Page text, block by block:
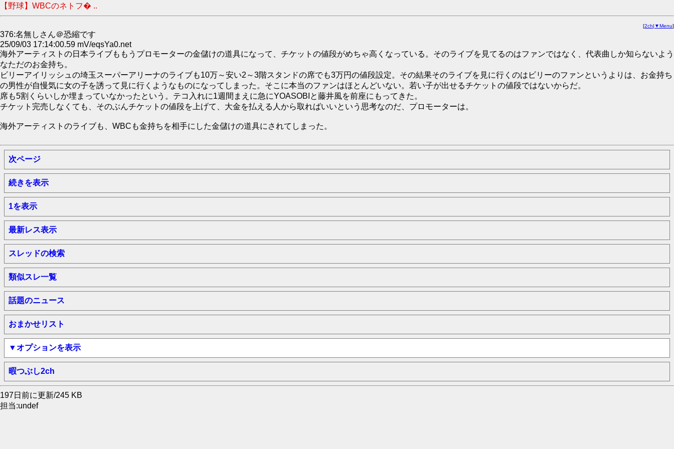
【野球】WBCのネトフ� ..
[2ch| ▼Menu]
376:名無しさん＠恐縮です
25/09/03 17:14:00.59 mV/eqsYa0.net
海外アーティストの日本ライブももうプロモーターの金儲けの道具になって、チケットの値段がめちゃ高くなっている。そのライブを見てるのはファンではなく、代表曲しか知らないよう
なただのお金持ち。
ビリーアイリッシュの埼玉スーパーアリーナのライブも10万～安い2～3階スタンドの席でも3万円の値段設定。その結果そのライブを見に行くのはビリーのファンというよりは、お金持ち
の男性が自慢気に女の子を誘って見に行くようなものになってしまった。そこに本当のファンはほとんどいない。若い子が出せるチケットの値段ではないからだ。
席も5割くらいしか埋まっていなかったという。テコ入れに1週間まえに急にYOASOBIと藤井風を前座にもってきた。
チケット完売しなくても、そのぶんチケットの値段を上げて、大金を払える人から取ればいいという思考なのだ、プロモーターは。
海外アーティストのライブも、WBCも金持ちを相手にした金儲けの道具にされてしまった。
次ページ
続きを表示
1を表示
最新レス表示
スレッドの検索
類似スレ一覧
話題のニュース
おまかせリスト
▼オプションを表示
暇つぶし2ch
197日前に更新/245 KB
担当:undef